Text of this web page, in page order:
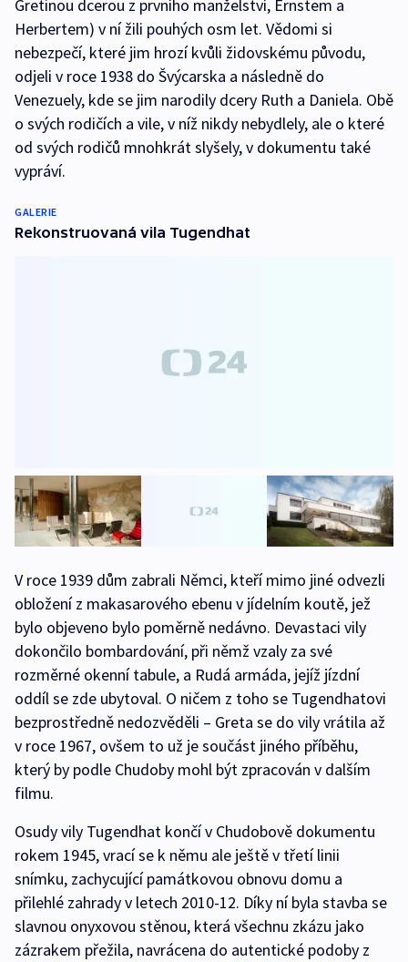
Gretinou dcerou z prvního manželství, Ernstem a
Herbertem) v ní žili pouhých osm let. Vědomi si
nebezpečí, které jim hrozí kvůli židovskému původu,
odjeli v roce 1938 do Švýcarska a následně do
Venezuely, kde se jim narodily dcery Ruth a Daniela. Obě
o svých rodičích a vile, v níž nikdy nebydlely, ale o které
od svých rodičů mnohkrát slyšely, v dokumentu také
vypráví.
GALERIE
Rekonstruovaná vila Tugendhat
V roce 1939 dům zabrali Němci, kteří mimo jiné odvezli
obložení z makasarového ebenu v jídelním koutě, jež
bylo objeveno bylo poměrně nedávno. Devastaci vily
dokončilo bombardování, při němž vzaly za své
rozměrné okenní tabule, a Rudá armáda, jejíž jízdní
oddíl se zde ubytoval. O ničem z toho se Tugendhatovi
bezprostředně nedozvěděli – Greta se do vily vrátila až
v roce 1967, ovšem to už je součást jiného příběhu,
který by podle Chudoby mohl být zpracován v dalším
filmu.
Osudy vily Tugendhat končí v Chudobově dokumentu
rokem 1945, vrací se k němu ale ještě v třetí linii
snímku, zachycující památkovou obnovu domu a
přilehlé zahrady v letech 2010-12. Díky ní byla stavba se
slavnou onyxovou stěnou, která všechnu zkázu jako
zázrakem přežila, navrácena do autentické podoby z